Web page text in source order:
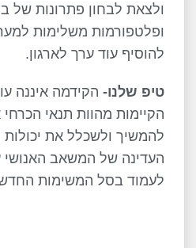
ולצאת לבחון פתרונות של
ופלטפורמות משלימות
להוסיף עוד ערך לארגון.
טיפ שלנו-הקידמה איננה
הקיימות מהוות תנאי הכרחי
להמשיך ולשכלל את יכולות
העדינה של המשאב האנושי
לעמוד בסל המשימות החדש